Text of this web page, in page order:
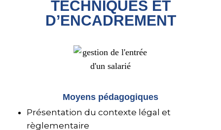
TECHNIQUES ET
D’ENCADREMENT
Moyens pédagogiques
Présentation du contexte légal et
règlementaire